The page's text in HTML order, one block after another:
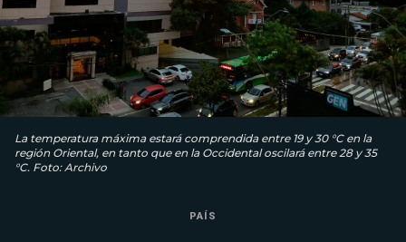
La temperatura máxima estará comprendida entre 19 y 30 °C en la
región Oriental, en tanto que en la Occidental oscilará entre 28 y 35
°C. Foto: Archivo
PAÍS